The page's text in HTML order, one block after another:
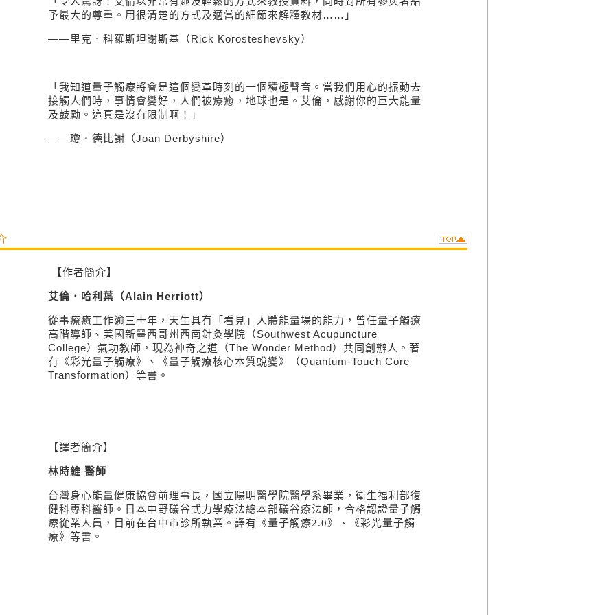
予最大的尊重。用很清楚的方式及適當的細節來解釋教材…… 」
——里克．科羅斯坦謝斯基（Rick Korosteshevsky）
「我知道量子觸療將會是這個變革時刻的一個積極聲音。當我們用心的振動去
接觸人們時，事情會變好，人們被療癒，地球也是。艾倫，感謝你的巨大能量
及鼓勵。這真是沒有限制啊！」
——瓊．德比謝（Joan Derbyshire）
【作者簡介】
艾倫．哈利葉（Alain Herriott）
從事療癒工作逾三十年，天生具有「看見」人體能量場的能力，曾任量子觸療
高階導師、美國新墨西哥州西南針灸學院（Southwest Acupuncture
College）氣功教師，現為神奇之道（The Wonder Method）共同創辦人。著
有《彩光量子觸療》、《量子觸療核心本質蛻變》（Quantum-Touch Core
Transformation）等書。
【譯者簡介】
林時維 醫師
台灣身心能量健康協會前理事長，國立陽明醫學院醫學系畢業，衛生福利部復
健科專科醫師。日本中野礒谷式力學療法總本部礒谷療法師，合格認證量子觸
療從業人員，目前在台中市診所執業。譯有《量子觸療2.0》、《彩光量子觸
療》等書。